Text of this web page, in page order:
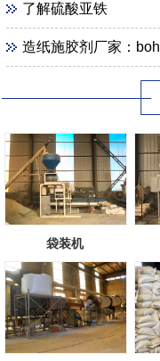
了解硫酸亚铁
造纸施胶剂厂家：
袋装机